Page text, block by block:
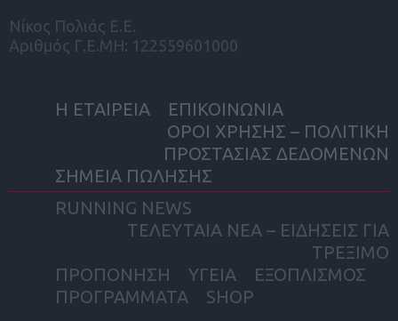
Νίκος Πολιάς Ε.Ε.
Αριθμός Γ.Ε.ΜΗ: 122559601000
Η ΕΤΑΙΡΕΙΑ
ΕΠΙΚΟΙΝΩΝΙΑ
ΟΡΟΙ ΧΡΗΣΗΣ – ΠΟΛΙΤΙΚΗ
ΠΡΟΣΤΑΣΙΑΣ ΔΕΔΟΜΕΝΩΝ
ΣΗΜΕΙΑ ΠΩΛΗΣΗΣ
RUNNING NEWS
ΤΕΛΕΥΤΑΙΑ ΝΕΑ – ΕΙΔΗΣΕΙΣ ΓΙΑ
ΤΡΕΞΙΜΟ
ΠΡΟΠΟΝΗΣΗ
ΥΓΕΙΑ
ΕΞΟΠΛΙΣΜΟΣ
ΠΡΟΓΡΑΜΜΑΤΑ
SHOP